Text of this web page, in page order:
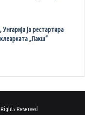
ја рестартира
„Пакш“
Reserved